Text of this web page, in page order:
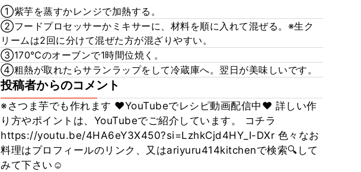
①紫芋を蒸すかレンジで加熱する。
②フードプロセッサーかミキサーに、材料を順に入れて混ぜる。※生ク
リームは2回に分けて混ぜた方が混ざりやすい。
③170℃のオーブンで1時間位焼く。
④粗熱が取れたらサランラップをして冷蔵庫へ。翌日が美味しいです。
投稿者からのコメント
※さつま芋でも作れます ♥YouTubeでレシピ動画配信中♥ 詳しい作
り方やポイントは、YouTubeでご紹介しています。 コチラ
https://youtu.be/4HA6eY3X450?si=LzhkCjd4HY_I-DXr 色々なお
料理はプロフィールのリンク、又はariyuru414kitchenで検索🔍️して
みて下さい☺️